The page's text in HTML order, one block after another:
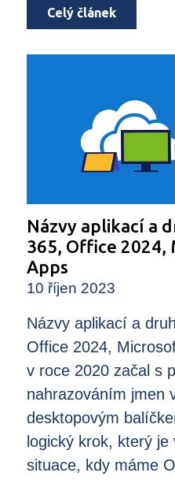
Celý článek
Názvy aplikací a
365, Office 2024,
Apps
10 říjen 2023
Názvy aplikací a
Office 2024,
v roce 2020 začal s
nahrazováním jmen
desktopovým
logický krok, který
situace, kdy máme